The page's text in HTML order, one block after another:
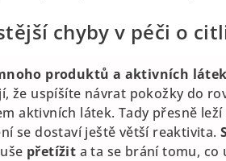
chyby v péči o
produktů a aktivních látek
že uspíšíte návrat pokožky do
aktivních látek. Tady přesně
se dostaví ještě větší reaktivita.
přetížit a ta se brání tomu, co